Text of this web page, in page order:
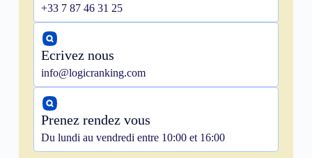
+33 7 87 46 31 25
Ecrivez nous
info@logicranking.com
Prenez rendez vous
Du lundi au vendredi entre 10:00 et 16:00